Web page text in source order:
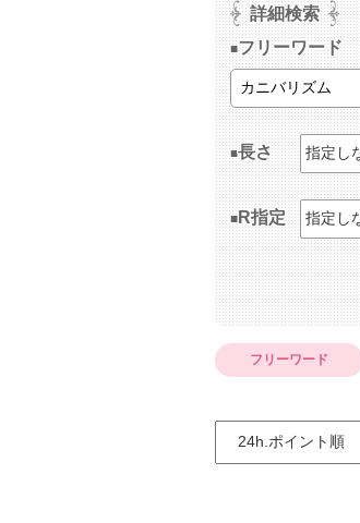
詳細検索
フリーワード
長さ
R指定
フリーワード